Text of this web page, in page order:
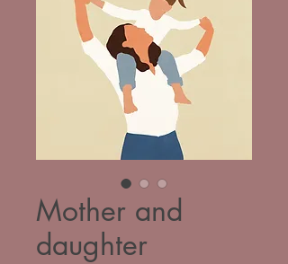
Mother and
daughter